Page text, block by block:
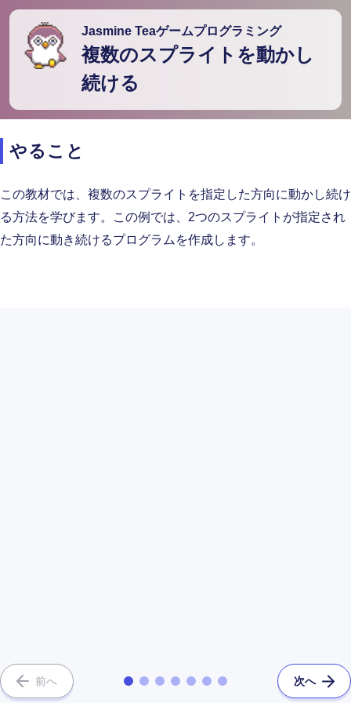
Jasmine Teaゲームプログラミング
複数のスプライトを動かし
続ける
やること
この教材では、複数のスプライトを指定した方向に動かし続け
る方法を学びます。この例では、2つのスプライトが指定され
た方向に動き続けるプログラムを作成します。
前へ 次へ